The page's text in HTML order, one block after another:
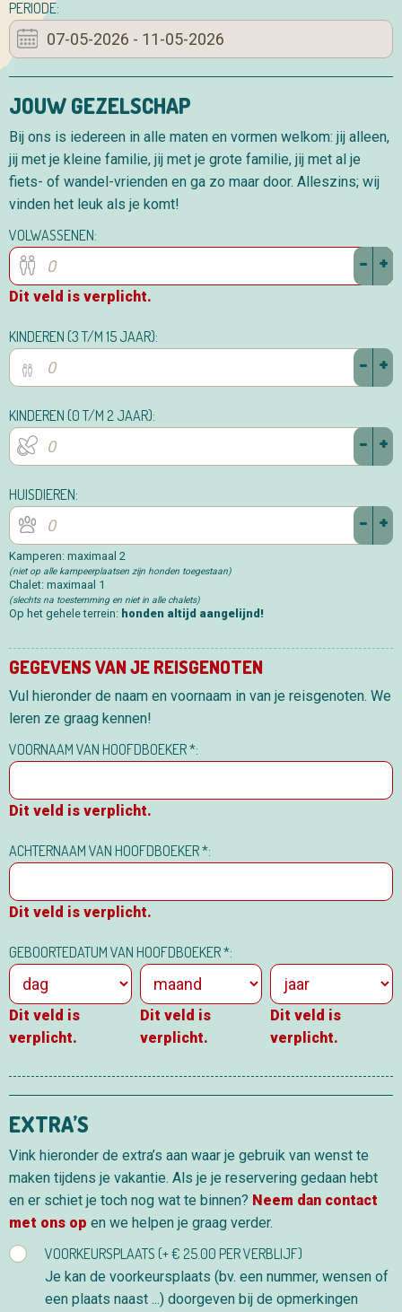
PERIODE:
JOUW GEZELSCHAP
Bij ons is iedereen in alle maten en vormen welkom: jij alleen,
jij met je kleine familie, jij met je grote familie, jij met al je
fiets- of wandel-vrienden en ga zo maar door. Alleszins; wij
vinden het leuk als je komt!
VOLWASSENEN:
Dit veld is verplicht.
+
-
KINDEREN (3 T/M 15 JAAR):
+
-
KINDEREN (0 T/M 2 JAAR):
+
-
HUISDIEREN:
+
-
Kamperen: maximaal 2
(niet op alle kampeerplaatsen zijn honden toegestaan)
Chalet: maximaal 1
(slechts na toestemming en niet in alle chalets)
Op het gehele terrein: honden altijd aangelijnd!
GEGEVENS VAN JE REISGENOTEN
Vul hieronder de naam en voornaam in van je reisgenoten. We
leren ze graag kennen!
VOORNAAM VAN HOOFDBOEKER *:
Dit veld is verplicht.
ACHTERNAAM VAN HOOFDBOEKER *:
Dit veld is verplicht.
GEBOORTEDATUM VAN HOOFDBOEKER *:
Dit veld is
verplicht.
Dit veld is
verplicht.
Dit veld is
verplicht.
EXTRA’S
Vink hieronder de extra’s aan waar je gebruik van wenst te
maken tijdens je vakantie. Als je je reservering gedaan hebt
en er schiet je toch nog wat te binnen? Neem dan contact
met ons op en we helpen je graag verder.
VOORKEURSPLAATS (+ € 25.00 PER VERBLIJF)
Je kan de voorkeursplaats (bv. een nummer, wensen of
een plaats naast ...) doorgeven bij de opmerkingen